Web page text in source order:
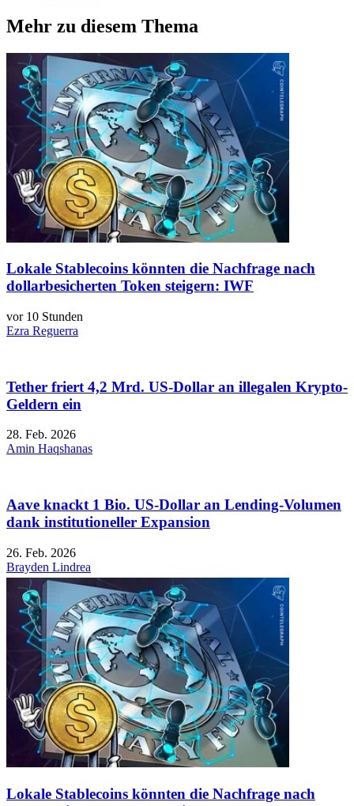
Mehr zu diesem Thema
Lokale Stablecoins könnten die Nachfrage nach
dollarbesicherten Token steigern: IWF
vor 10 Stunden
Ezra Reguerra
Tether friert 4,2 Mrd. US-Dollar an illegalen Krypto-
Geldern ein
28. Feb. 2026
Amin Haqshanas
Aave knackt 1 Bio. US-Dollar an Lending-Volumen
dank institutioneller Expansion
26. Feb. 2026
Brayden Lindrea
Lokale Stablecoins könnten die Nachfrage nach